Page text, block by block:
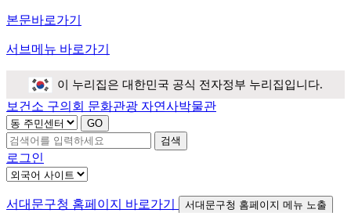
본문바로가기
서브메뉴 바로가기
이 누리집은 대한민국 공식 전자정부 누리집입니다.
보건소 구의회 문화관광 자연사박물관
검색
로그인
서대문구청 홈페이지 바로가기 서대문구청 홈페이지 메뉴 노출